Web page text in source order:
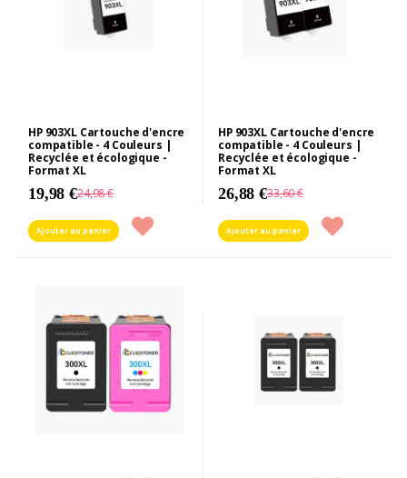
HP 903XL Cartouche d'encre
compatible - 4 Couleurs |
Recyclée et écologique -
Format XL
19,98 €24,98 €
Ajouter au panier
HP 903XL Cartouche d'encre
compatible - 4 Couleurs |
Recyclée et écologique -
Format XL
26,88 €33,60 €
Ajouter au panier